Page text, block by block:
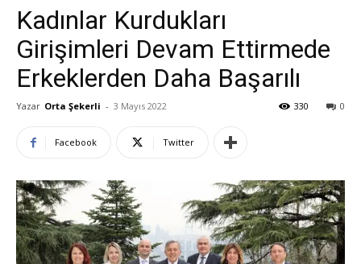
Kadınlar Kurdukları
Girişimleri Devam Ettirmede
Erkeklerden Daha Başarılı
Yazar Orta Şekerli - 3 Mayıs 2022 0
330
Facebook Twitter